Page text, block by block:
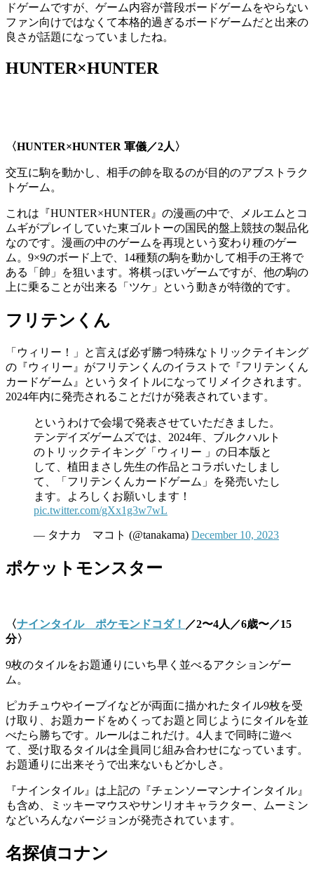
ドゲームですが、ゲーム内容が普段ボードゲームをやらない
ファン向けではなくて本格的過ぎるボードゲームだと出来の
良さが話題になっていましたね。
HUNTER×HUNTER
〈HUNTER×HUNTER 軍儀／2人〉
交互に駒を動かし、相手の帥を取るのが目的のアブストラク
トゲーム。
これは『HUNTER×HUNTER』の漫画の中で、メルエムとコ
ムギがプレイしていた東ゴルトーの国民的盤上競技の製品化
なのです。漫画の中のゲームを再現という変わり種のゲー
ム。9×9のボード上で、14種類の駒を動かして相手の王将で
ある「帥」を狙います。将棋っぽいゲームですが、他の駒の
上に乗ることが出来る「ツケ」という動きが特徴的です。
フリテンくん
「ウィリー！」と言えば必ず勝つ特殊なトリックテイキング
の『ウィリー』がフリテンくんのイラストで『フリテンくん
カードゲーム』というタイトルになってリメイクされます。
2024年内に発売されることだけが発表されています。
というわけで会場で発表させていただきました。
テンデイズゲームズでは、2024年、ブルクハルト
のトリックテイキング「ウィリー 」の日本版と
して、植田まさし先生の作品とコラボいたしまし
て、「フリテンくんカードゲーム」を発売いたし
ます。よろしくお願いします！
pic.twitter.com/gXx1g3w7wL
— タナカ マコト (@tanakama) December 10, 2023
ポケットモンスター
〈ナインタイル ポケモンドコダ！ ／2〜4人／6歳〜／15
分〉
9枚のタイルをお題通りにいち早く並べるアクションゲー
ム。
ピカチュウやイーブイなどが両面に描かれたタイル9枚を受
け取り、お題カードをめくってお題と同じようにタイルを並
べたら勝ちです。ルールはこれだけ。4人まで同時に遊べ
て、受け取るタイルは全員同じ組み合わせになっています。
お題通りに出来そうで出来ないもどかしさ。
『ナインタイル』は上記の『チェンソーマンナインタイル』
も含め、ミッキーマウスやサンリオキャラクター、ムーミン
などいろんなバージョンが発売されています。
名探偵コナン